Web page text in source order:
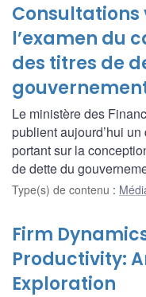
Consultations
l’examen du
des titres de
Le ministère des
publient aujourd’hui
portant sur la
de dette du
Type(s) de contenu :
Firm
Productivity:
Exploration